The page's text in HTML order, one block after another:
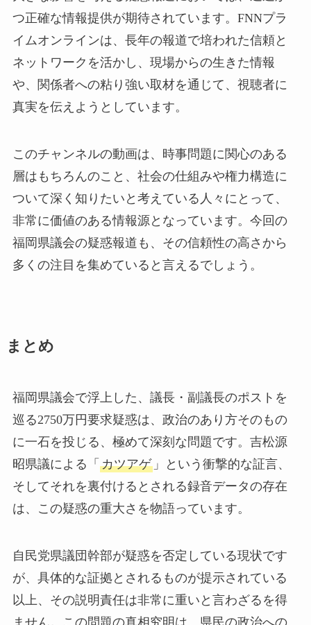
つ正確な情報提供が期待されています。FNNプラ
イムオンラインは、長年の報道で培われた信頼と
ネットワークを活かし、現場からの生きた情報
や、関係者への粘り強い取材を通じて、視聴者に
真実を伝えようとしています。
このチャンネルの動画は、時事問題に関心のある
層はもちろんのこと、社会の仕組みや権力構造に
ついて深く知りたいと考えている人々にとって、
非常に価値のある情報源となっています。今回の
福岡県議会の疑惑報道も、その信頼性の高さから
多くの注目を集めていると言えるでしょう。
まとめ
福岡県議会で浮上した、議長・副議長のポストを
巡る2750万円要求疑惑は、政治のあり方そのもの
に一石を投じる、極めて深刻な問題です。吉松源
昭県議による「 カツアゲ」という衝撃的な証言、
そしてそれを裏付けるとされる録音データの存在
は、この疑惑の重大さを物語っています。
自民党県議団幹部が疑惑を否定している現状です
が、具体的な証拠とされるものが提示されている
以上、その説明責任は非常に重いと言わざるを得
ません。この問題の真相究明は、県民の政治への